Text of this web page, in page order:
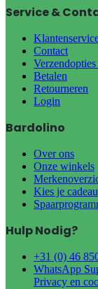
Service &
Contact
Betalen
Retourneren
Login
Bardolino
Over ons
Onze winkels
Kies je cadeau
Hulp Nodig?
+31 (0) 46
WhatsApp
Privacy en